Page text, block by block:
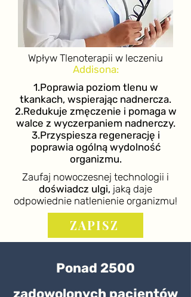
Wpływ Tlenoterapii w leczeniu
Addisona:
1.Poprawia poziom tlenu w
tkankach, wspierając nadnercza.
2.Redukuje zmęczenie i pomaga w
walce z wyczerpaniem nadnerczy.
3.Przyspiesza regenerację i
poprawia ogólną wydolność
organizmu.
Zaufaj nowoczesnej technologii i
doświadcz ulgi, jaką daje
odpowiednie natlenienie organizmu!
ZAPISZ
Ponad 2500
zadowolonych pacjentów